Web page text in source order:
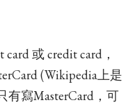
或 credit card，
(Wikipedia上是
有寫MasterCard，可